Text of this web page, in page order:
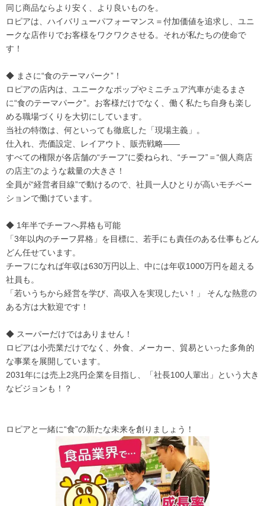
同じ商品ならより安く、より良いものを。
ロピアは、ハイバリューパフォーマンス＝付加価値を追求し、ユニ
ークな店作りでお客様をワクワクさせる。それが私たちの使命で
す！
◆ まさに“食のテーマパーク”！
ロピアの店内は、ユニークなポップやミニチュア汽車が走るまさ
に“食のテーマパーク”。お客様だけでなく、働く私たち自身も楽し
める職場づくりを大切にしています。
当社の特徴は、何といっても徹底した「現場主義」。
仕入れ、売価設定、レイアウト、販売戦略――
すべての権限が各店舗の“チーフ”に委ねられ、“チーフ”＝“個人商店
の店主”のような裁量の大きさ！
全員が“経営者目線”で動けるので、社員一人ひとりが高いモチベー
ションで働けています。
◆ 1年半でチーフへ昇格も可能
「3年以内のチーフ昇格」を目標に、若手にも責任のある仕事もどん
どん任せています。
チーフになれば年収は630万円以上、中には年収1000万円を超える
社員も。
「若いうちから経営を学び、高収入を実現したい！」 そんな熱意の
ある方は大歓迎です！
◆ スーパーだけではありません！
ロピアは小売業だけでなく、外食、メーカー、貿易といった多角的
な事業を展開しています。
2031年には売上2兆円企業を目指し、「社長100人輩出」という大き
なビジョンも！？
ロピアと一緒に“食”の新たな未来を創りましょう！